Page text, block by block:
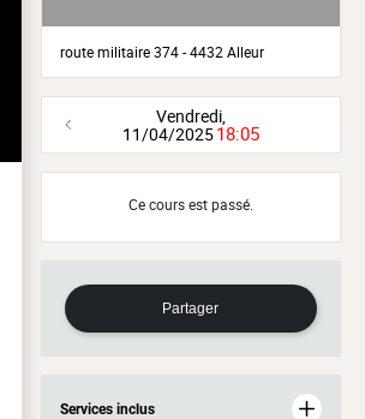
route militaire 374 - 4432 Alleur
Vendredi,
11/04/202518:05
Ce cours est passé.
Partager
Services inclus